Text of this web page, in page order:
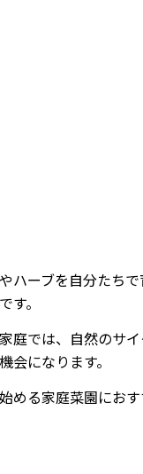
ハーブを自分たち
す。
庭では、自然のサ
会になります。
める家庭菜園にお